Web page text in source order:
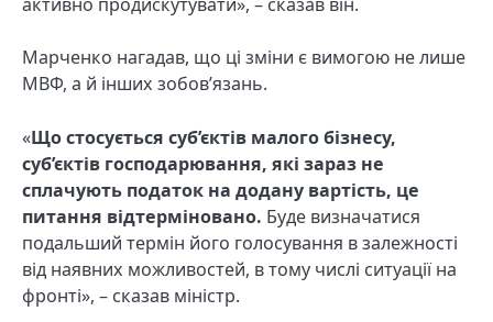
Марченко нагадав, що ці зміни є вимогою не лише
МВФ, а й інших зобов’язань.
«Що стосується суб’єктів малого бізнесу,
суб’єктів господарювання, які зараз не
сплачують податок на додану вартість, це
питання відтерміновано. Буде визначатися
подальший термін його голосування в залежності
від наявних можливостей, в тому числі ситуації на
фронті», – сказав міністр.